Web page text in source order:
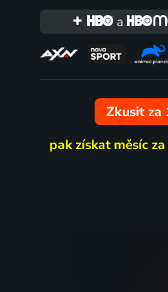
a
Zkusit za
pak získat měsíc za